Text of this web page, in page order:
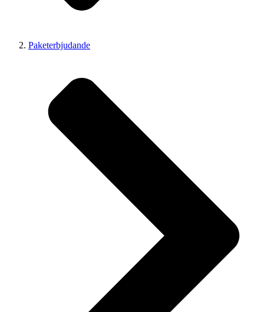
Paketerbjudande